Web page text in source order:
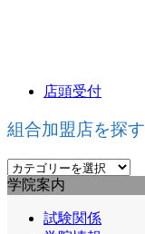
店頭受付
組合加盟店を探す
組
合
学院案内
試験関係